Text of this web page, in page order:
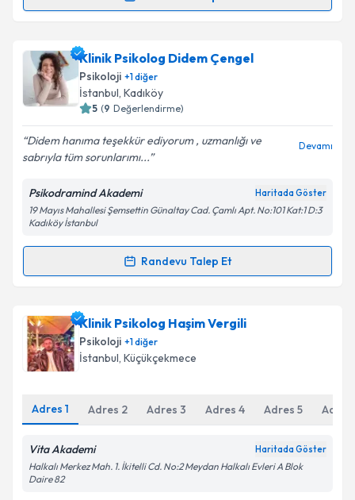
Randevu Takvimi Talebi
Klinik Psikolog Seda Doğmazeriçin randevu
takvimi talebi oluşturun. Size bu uzmandan randevu
almanız için bir takvim hazırlandığında e-posta ile
bilgilendireceğiz.
E-posta Adresiniz
Kişisel verilerimin işlenmesine ilişkinAydınlatma
Metni
kapsamda işlenmesini kabul ediyorum.
Klinik Psikolog Didem Çengel
Psikoloji +1diğer
İstanbul, Kadıköy
5 (9 Değerlendirme)
Didem hanıma teşekkür ediyorum , uzmanlığı ve
sabrıyla tüm sorunlarımı...
Devamı
Psikodramind Akademi Haritada Göster
19 Mayıs Mahallesi Şemsettin Günaltay Cad. Çamlı Apt. No:101 Kat:1 D:3
Kadıköy İstanbul
Randevu Talep Et
Randevu Takvimi Talebi
Klinik Psikolog Didem Çengeliçin randevu takvimi
talebi oluşturun. Size bu uzmandan randevu almanız
için bir takvim hazırlandığında e-posta ile
bilgilendireceğiz.
Klinik Psikolog Haşim Vergili
Psikoloji +1diğer
İstanbul, Küçükçekmece
Adres 1 Adres 2 Adres 3 Adres 4 Adres 5 Adres
Vita Akademi Haritada Göster
Halkalı Merkez Mah. 1. İkitelli Cd. No:2 Meydan Halkalı Evleri A Blok
Daire 82